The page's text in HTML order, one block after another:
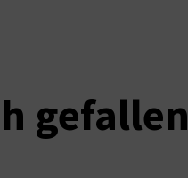
gefallen